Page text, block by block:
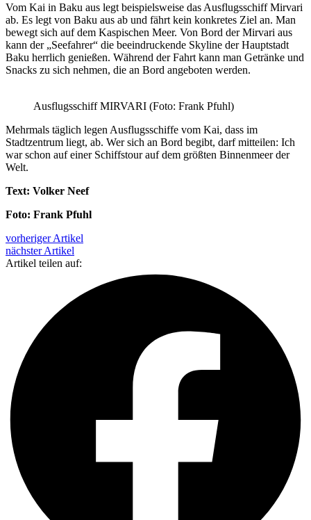
Vom Kai in Baku aus legt beispielsweise das Ausflugsschiff Mirvari
ab. Es legt von Baku aus ab und fährt kein konkretes Ziel an. Man
bewegt sich auf dem Kaspischen Meer. Von Bord der Mirvari aus
kann der „Seefahrer“ die beeindruckende Skyline der Hauptstadt
Baku herrlich genießen. Während der Fahrt kann man Getränke und
Snacks zu sich nehmen, die an Bord angeboten werden.
Ausflugsschiff MIRVARI (Foto: Frank Pfuhl)
Mehrmals täglich legen Ausflugsschiffe vom Kai, dass im
Stadtzentrum liegt, ab. Wer sich an Bord begibt, darf mitteilen: Ich
war schon auf einer Schiffstour auf dem größten Binnenmeer der
Welt.
Text: Volker Neef
Foto: Frank Pfuhl
vorheriger Artikel
nächster Artikel
Artikel teilen auf: